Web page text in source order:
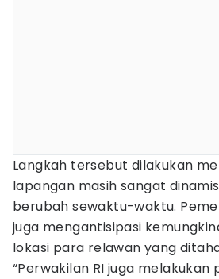
Langkah tersebut dilakukan
lapangan masih sangat
berubah sewaktu-waktu.
juga mengantisipasi
lokasi para relawan yang
“Perwakilan RI juga